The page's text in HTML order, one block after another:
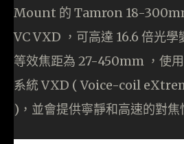
Mount 的 Tamron 18-
VC VXD ，可高達 16.6 倍光
等效焦距為 27-450mm ，使
系統 VXD ( Voice-coil
)，並會提供寧靜和高速的對焦